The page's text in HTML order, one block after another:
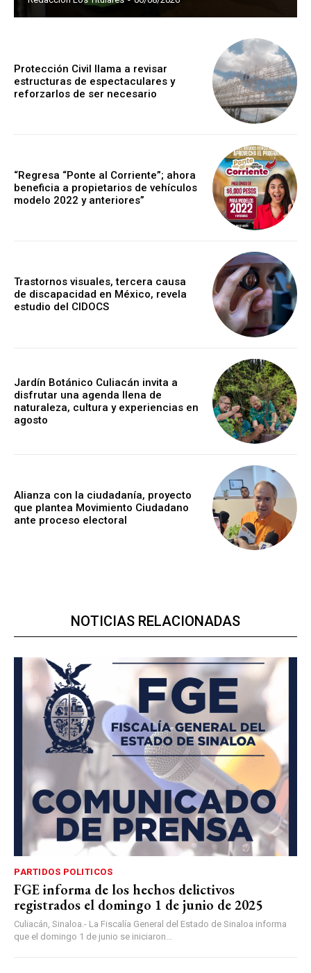
Protección Civil llama a revisar
estructuras de espectaculares y
reforzarlos de ser necesario
“Regresa “Ponte al Corriente”; ahora
beneficia a propietarios de vehículos
modelo 2022 y anteriores”
Trastornos visuales, tercera causa
de discapacidad en México, revela
estudio del CIDOCS
Jardín Botánico Culiacán invita a
disfrutar una agenda llena de
naturaleza, cultura y experiencias en
agosto
Alianza con la ciudadanía, proyecto
que plantea Movimiento Ciudadano
ante proceso electoral
NOTICIAS RELACIONADAS
PARTIDOS POLITICOS
FGE informa de los hechos delictivos
registrados el domingo 1 de junio de 2025
Culiacán, Sinaloa.- La Fiscalía General del Estado de Sinaloa informa
que el domingo 1 de junio se iniciaron...